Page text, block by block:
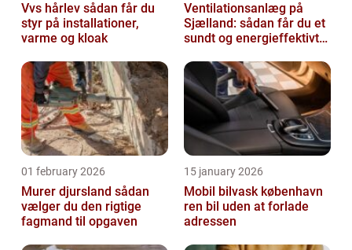
Vvs hårlev sådan får du
styr på installationer,
varme og kloak
Ventilationsanlæg på
Sjælland: sådan får du et
sundt og energieffektivt
01 february 2026
Murer djursland sådan
vælger du den rigtige
fagmand til opgaven
15 january 2026
Mobil bilvask københavn
ren bil uden at forlade
adressen